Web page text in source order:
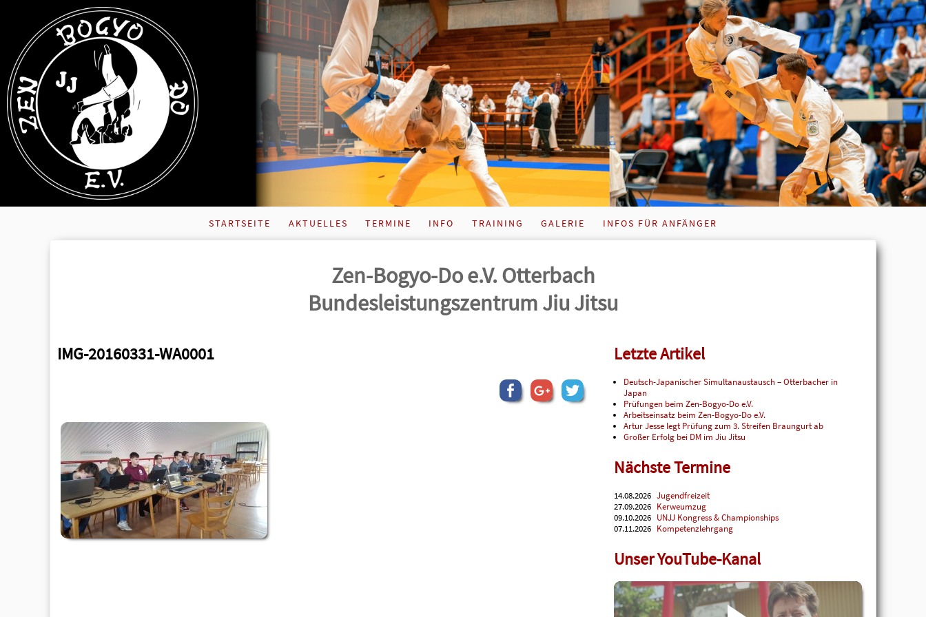
STARTSEITE AKTUELLES TERMINE INFO TRAINING GALERIE INFOS FÜR ANFÄNGER
Zen-Bogyo-Do e.V. Otterbach
Bundes­leistungs­zentrum Jiu Jitsu
IMG-20160331-WA0001 Letzte Artikel
Deutsch-Japanischer Simultanaustausch – Otterbacher in
Japan
Prüfungen beim Zen-Bogyo-Do e.V.
Arbeitseinsatz beim Zen-Bogyo-Do e.V.
Artur Jesse legt Prüfung zum 3. Streifen Braungurt ab
Großer Erfolg bei DM im Jiu Jitsu
Nächste Termine
14.08.2026 Jugendfreizeit
27.09.2026 Kerweumzug
09.10.2026 UNJJ Kongress & Championships
07.11.2026 Kompetenzlehrgang
Unser YouTube-Kanal